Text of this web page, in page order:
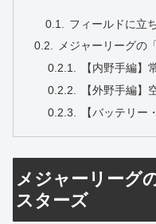
フィールドに立
メジャーリーグの
【内野手編】
【外野手編】
【バッテリー
メジャーリーグ
スターズ